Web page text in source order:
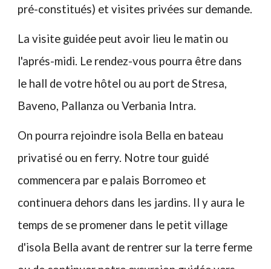
pré-constitués) et visites privées sur demande.
La visite guidée peut avoir lieu le matin ou
l'aprés-midi. Le rendez-vous pourra être dans
le hall de votre hôtel ou au port de Stresa,
Baveno, Pallanza ou Verbania Intra.
On pourra rejoindre isola Bella en bateau
privatisé ou en ferry. Notre tour guidé
commencera par e palais Borromeo et
continuera dehors dans les jardins. Il y aura le
temps de se promener dans le petit village
d'isola Bella avant de rentrer sur la terre ferme